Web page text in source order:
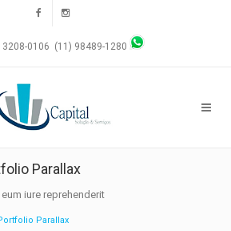
3208-0106 (11) 98489-1280
Parallax
iure reprehenderit
Parallax